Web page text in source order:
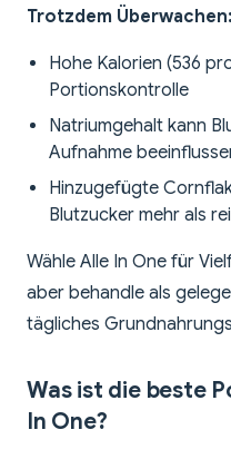
Trotzdem Überwachen:
Hohe Kalorien (536
Portionskontrolle
Natriumgehalt kann
Aufnahme
Hinzugefügte
Blutzucker mehr als
Wähle Alle In One für
aber behandle als
tägliches
Was ist die beste
In One?